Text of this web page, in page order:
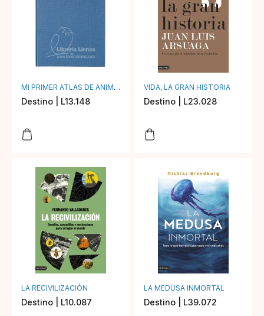
MI PRIMER ATLAS DE ANIMALES
Destino | L13.148
VIDA, LA GRAN HISTORIA
Destino | L23.028
LA RECIVILIZACIÓN
Destino | L10.087
LA MEDUSA INMORTAL
Destino | L39.072